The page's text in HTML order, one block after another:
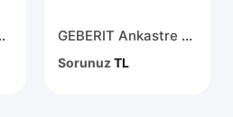
GEBERIT Ankastre Stop Valf 616.004.21.1
SorunuzTL